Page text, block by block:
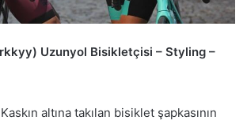
Uzunyol Bisikletçisi – Styling –
Kaskın altına takılan bisiklet şapkasının